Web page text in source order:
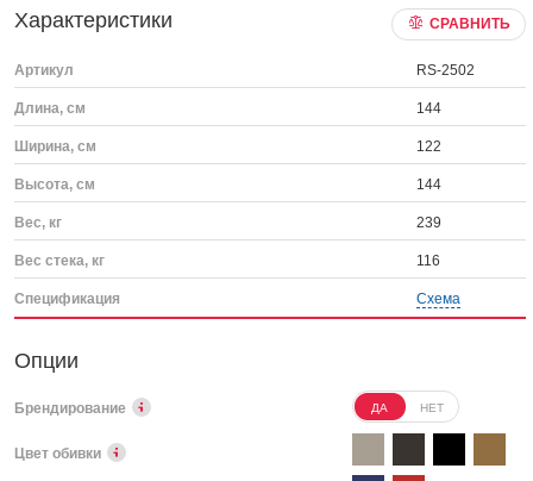
Характеристики СРАВНИТЬ
Артикул RS-2502
Длина, см 144
Ширина, см 122
Высота, см 144
Вес, кг 239
Вес стека, кг 116
Спецификация Схема
Опции
Брендирование ДА НЕТ
Цвет обивки